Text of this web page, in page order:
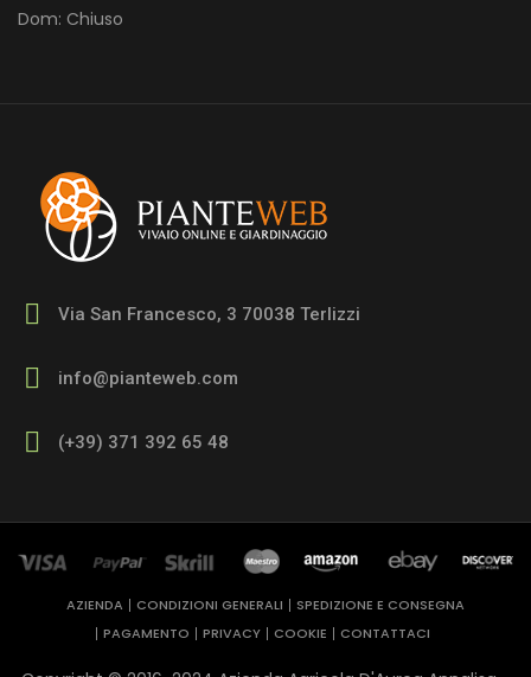
Dom: Chiuso
Via San Francesco, 3 70038 Terlizzi
info@pianteweb.com
(+39) 371 392 65 48
AZIENDA CONDIZIONI GENERALI
SPEDIZIONE E CONSEGNA
PAGAMENTO
PRIVACY COOKIE CONTATTACI